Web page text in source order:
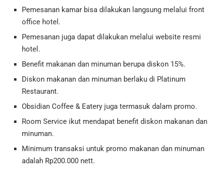
Pemesanan kamar bisa dilakukan langsung melalui front
office hotel.
Pemesanan juga dapat dilakukan melalui website resmi
hotel.
Benefit makanan dan minuman berupa diskon 15%.
Diskon makanan dan minuman berlaku di Platinum
Restaurant.
Obsidian Coffee & Eatery juga termasuk dalam promo.
Room Service ikut mendapat benefit diskon makanan dan
minuman.
Minimum transaksi untuk promo makanan dan minuman
adalah Rp200.000 nett.